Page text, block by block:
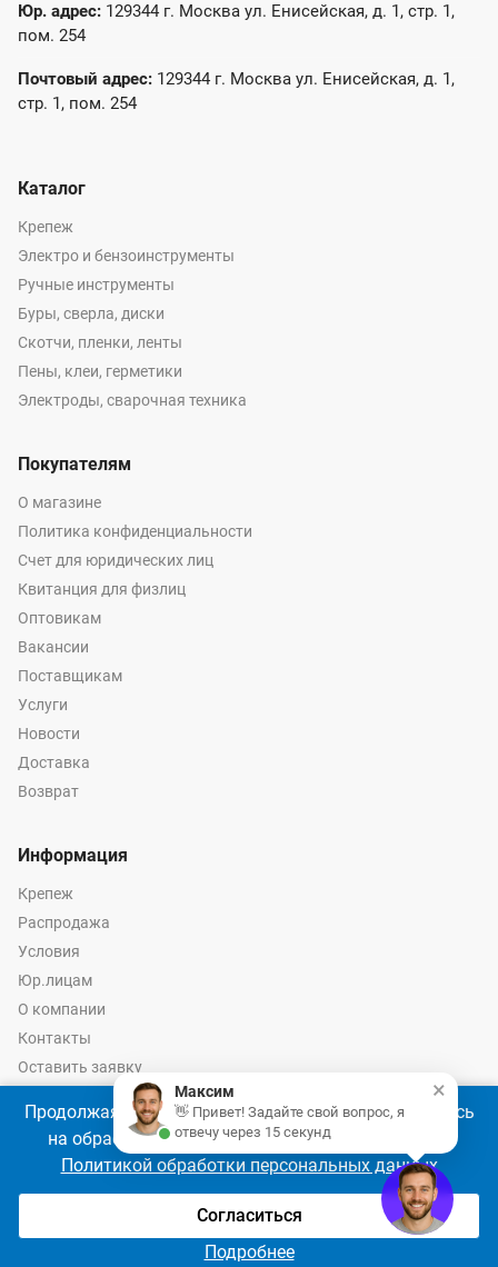
Избранное
Юр. адрес: 129344 г. Москва ул. Енисейская, д. 1, стр. 1,
пом. 254
Почтовый адрес: 129344 г. Москва ул. Енисейская, д. 1,
стр. 1, пом. 254
Каталог
Крепеж
Электро и бензоинструменты
Ручные инструменты
Буры, сверла, диски
Скотчи, пленки, ленты
Пены, клеи, герметики
Электроды, сварочная техника
Покупателям
О магазине
Политика конфиденциальности
Счет для юридических лиц
Квитанция для физлиц
Оптовикам
Вакансии
Поставщикам
Услуги
Новости
Доставка
Возврат
Информация
Крепеж
Распродажа
Условия
Юр.лицам
О компании
Контакты
Оставить заявку
Калькулятор крепежа
© 2026 год Оптово-розничные продажи крепежа и инструмента -
Ремкреп.ру
Продолжая использовать наш сайт, Вы соглашаетесь
на обработку файлов cookie 🍪 в соответствии с
Политикой обработки персональных данных
Согласиться
Подробнее
×
Максим
👋 Привет! Задайте свой вопрос, я
отвечу через 15 секунд